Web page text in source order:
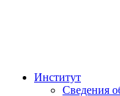
Институт
Сведения